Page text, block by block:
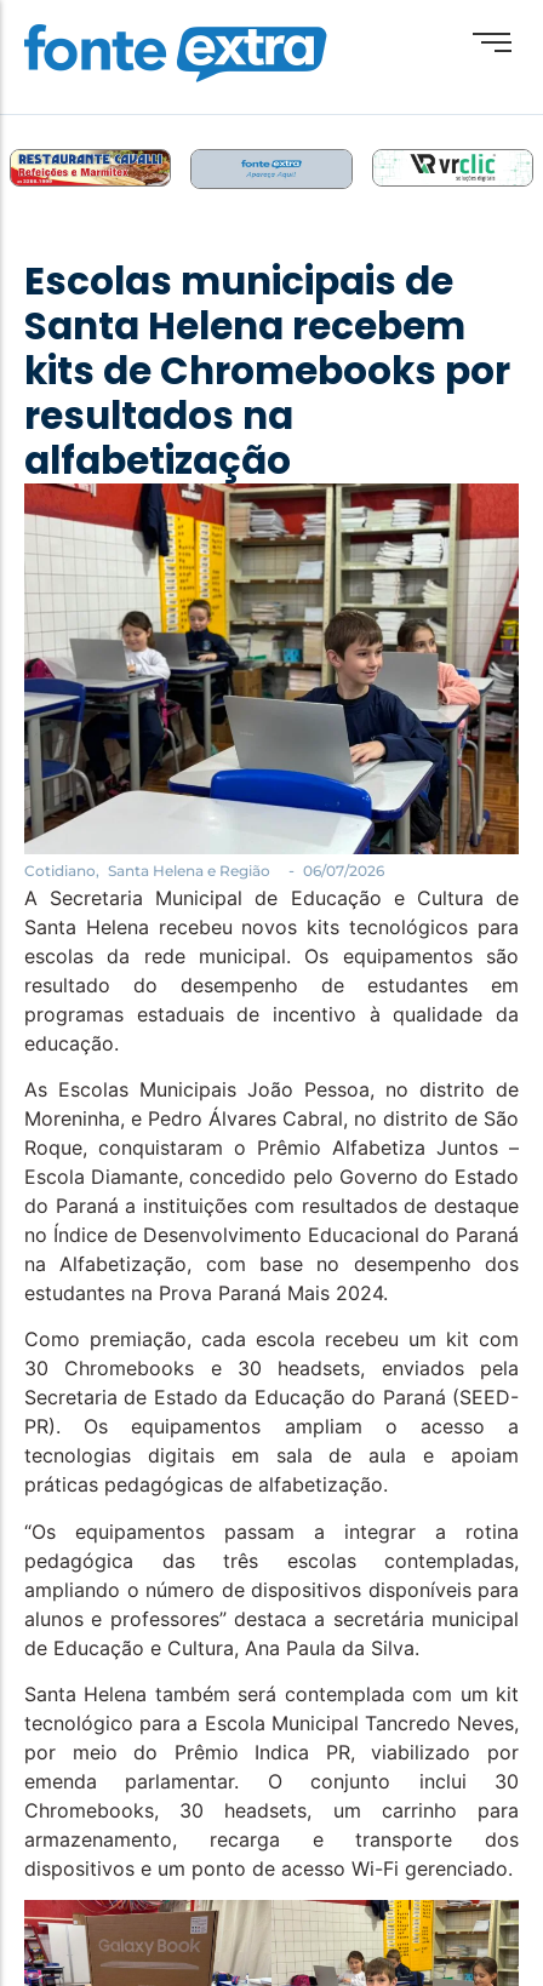
Destaque
Esporte
Geral
Obituário
Paraguai
Paraná
Política
Santa Helena e Região
Saúde e Bem-Estar
Escolas municipais de
Santa Helena recebem
kits de Chromebooks por
resultados na
alfabetização
Cotidiano, Santa Helena e Região - 06/07/2026
A Secretaria Municipal de Educação e Cultura de
Santa Helena recebeu novos kits tecnológicos para
escolas da rede municipal. Os equipamentos são
resultado do desempenho de estudantes em
programas estaduais de incentivo à qualidade da
educação.
As Escolas Municipais João Pessoa, no distrito de
Moreninha, e Pedro Álvares Cabral, no distrito de São
Roque, conquistaram o Prêmio Alfabetiza Juntos –
Escola Diamante, concedido pelo Governo do Estado
do Paraná a instituições com resultados de destaque
no Índice de Desenvolvimento Educacional do Paraná
na Alfabetização, com base no desempenho dos
estudantes na Prova Paraná Mais 2024.
Como premiação, cada escola recebeu um kit com
30 Chromebooks e 30 headsets, enviados pela
Secretaria de Estado da Educação do Paraná (SEED-
PR). Os equipamentos ampliam o acesso a
tecnologias digitais em sala de aula e apoiam
práticas pedagógicas de alfabetização.
“Os equipamentos passam a integrar a rotina
pedagógica das três escolas contempladas,
ampliando o número de dispositivos disponíveis para
alunos e professores” destaca a secretária municipal
de Educação e Cultura, Ana Paula da Silva.
Santa Helena também será contemplada com um kit
tecnológico para a Escola Municipal Tancredo Neves,
por meio do Prêmio Indica PR, viabilizado por
emenda parlamentar. O conjunto inclui 30
Chromebooks, 30 headsets, um carrinho para
armazenamento, recarga e transporte dos
dispositivos e um ponto de acesso Wi-Fi gerenciado.